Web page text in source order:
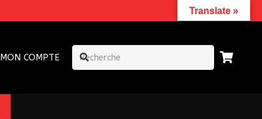
MON COMPTE
Translate »